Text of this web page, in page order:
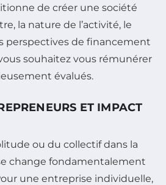
de créer une société
la nature de l’activité, le
perspectives de financement
souhaitez vous rémunérer
évalués.
ET IMPACT
ou du collectif dans la
change fondamentalement
une entreprise individuelle,